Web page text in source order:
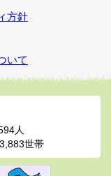
方針
いて
人
世帯